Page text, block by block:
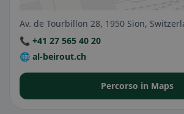
Av. de Tourbillon 28, 1950 Sion,
📞 +41 27 565 40 20
🌐 al-beirout.ch
Percorso in Maps